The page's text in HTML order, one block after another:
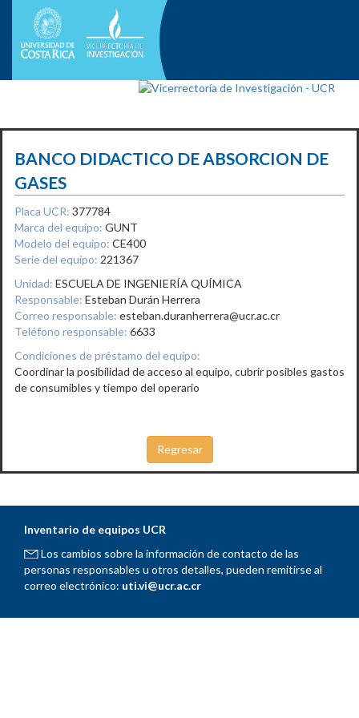
BANCO DIDACTICO DE ABSORCION DE
GASES
Placa UCR: 377784
Marca del equipo: GUNT
Modelo del equipo: CE400
Serie del equipo: 221367
Unidad: ESCUELA DE INGENIERÍA QUÍMICA
Responsable: Esteban Durán Herrera
Correo responsable: esteban.duranherrera@ucr.ac.cr
Teléfono responsable: 6633
Condiciones de préstamo del equipo:
Coordinar la posibilidad de acceso al equipo, cubrir posibles gastos
de consumibles y tiempo del operario
Inventario de equipos UCR
Los cambios sobre la información de contacto de las
personas responsables u otros detalles, pueden remitirse al
correo electrónico: uti.vi@ucr.ac.cr